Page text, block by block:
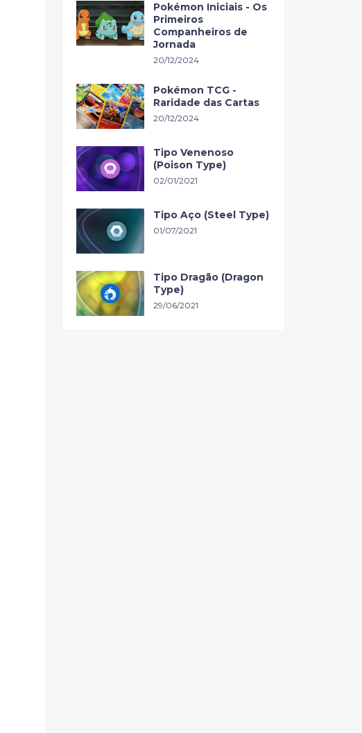
Pokémon Iniciais - Os
Primeiros
Companheiros de
Jornada
20/12/2024
Pokémon TCG -
Raridade das Cartas
20/12/2024
Tipo Venenoso
(Poison Type)
02/01/2021
Tipo Aço (Steel Type)
01/07/2021
Tipo Dragão (Dragon
Type)
29/06/2021